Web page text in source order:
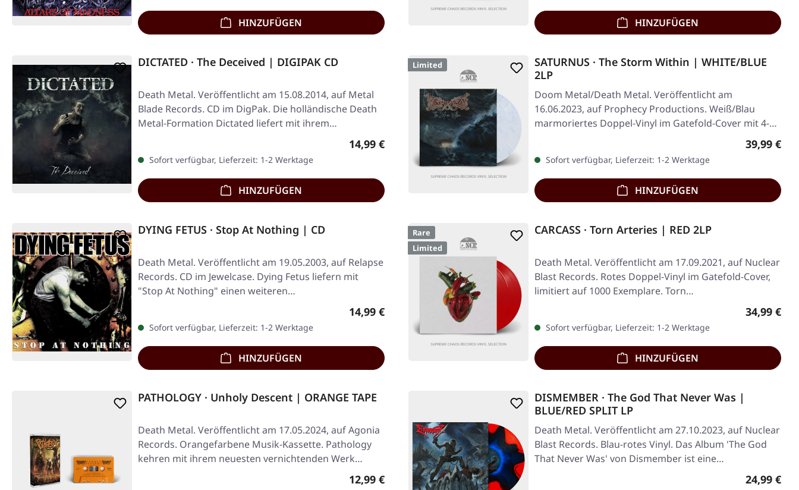
HINZUFÜGEN HINZUFÜGEN
DICTATED · The Deceived | DIGIPAK CD
Death Metal. Veröffentlicht am 15.08.2014, auf Metal
Blade Records. CD im DigPak. Die holländische Death
Metal-Formation Dictated liefert mit ihrem…
Regulärer Preis:
14,99 €
Sofort verfügbar, Lieferzeit: 1-2 Werktage
HINZUFÜGEN
Limited
SATURNUS · The Storm Within | WHITE/BLUE
2LP
Doom Metal/Death Metal. Veröffentlicht am
16.06.2023, auf Prophecy Productions. Weiß/Blau
marmoriertes Doppel-Vinyl im Gatefold-Cover mit 4-
Regulärer
39,99 €
Sofort verfügbar, Lieferzeit: 1-2 Werktage
HINZUFÜGEN
DYING FETUS · Stop At Nothing | CD
Death Metal. Veröffentlicht am 19.05.2003, auf Relapse
Records. CD im Jewelcase. Dying Fetus liefern mit
"Stop At Nothing" einen weiteren…
Regulärer Preis:
14,99 €
Sofort verfügbar, Lieferzeit: 1-2 Werktage
HINZUFÜGEN
Rare
Limited
CARCASS · Torn Arteries | RED 2LP
Death Metal. Veröffentlicht am 17.09.2021, auf Nuclear
Blast Records. Rotes Doppel-Vinyl im Gatefold-Cover,
limitiert auf 1000 Exemplare. Torn…
Regulärer
34,99 €
Sofort verfügbar, Lieferzeit: 1-2 Werktage
HINZUFÜGEN
PATHOLOGY · Unholy Descent | ORANGE TAPE
Death Metal. Veröffentlicht am 17.05.2024, auf Agonia
Records. Orangefarbene Musik-Kassette. Pathology
kehren mit ihrem neuesten vernichtenden Werk…
Regulärer Preis:
12,99 €
DISMEMBER · The God That Never Was |
BLUE/RED SPLIT LP
Death Metal. Veröffentlicht am 27.10.2023, auf Nuclear
Blast Records. Blau-rotes Vinyl. Das Album 'The God
That Never Was' von Dismember ist eine…
Regulärer
24,99 €